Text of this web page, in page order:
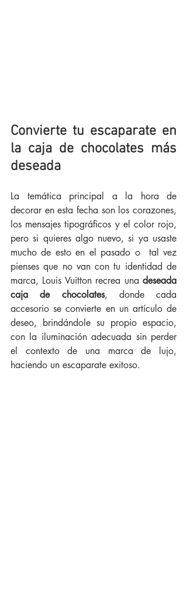
Convierte tu escaparate en
la caja de chocolates más
deseada
La temática principal a la hora de
decorar en esta fecha son los corazones,
los mensajes tipográficos y el color rojo,
pero si quieres algo nuevo, si ya usaste
mucho de esto en el pasado o  tal vez
pienses que no van con tu identidad de
marca, Louis Vuitton recrea una deseada
caja de chocolates, donde cada
accesorio se convierte en un artículo de
deseo, brindándole su propio espacio,
con la iluminación adecuada sin perder
el contexto de una marca de lujo,
haciendo un escaparate exitoso.